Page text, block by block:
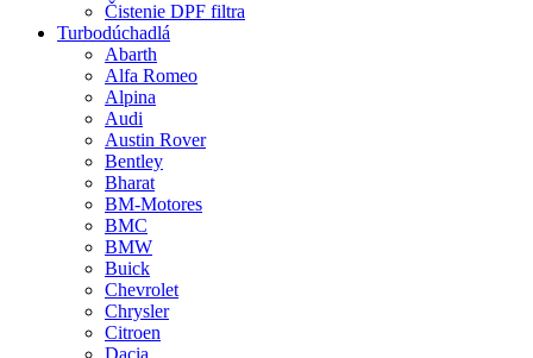
Čistenie DPF filtra
Turbodúchadlá
Abarth
Alfa Romeo
Alpina
Audi
Austin Rover
Bentley
Bharat
BM-Motores
BMC
BMW
Buick
Chevrolet
Chrysler
Citroen
Dacia